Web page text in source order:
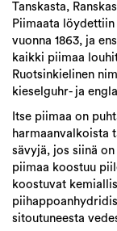
Tanskasta,
Piimaata löydettiin
vuonna 1863, ja
kaikki piimaa
Ruotsinkielinen
kieselguhr- ja
Itse piimaa on
harmaanvalkoista
sävyjä, jos siinä
piimaa koostuu
koostuvat
sitoutuneesta